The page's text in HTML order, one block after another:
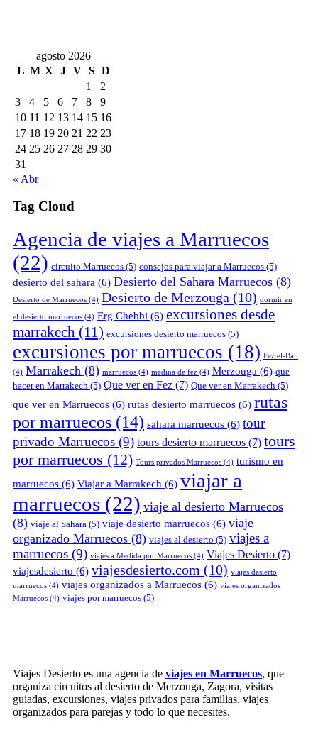
agosto 2026
L M X J V S D
1
2
3
4 5 6 7 8
9
10 11 12 13 14 15 16
17 18 19 20 21 22 23
24 25 26 27 28 29 30
31
« Abr
Tag Cloud
Agencia de viajes a Marruecos
(22) circuito Marruecos (5) consejos para viajar a Marruecos (5)
desierto del sahara (6) Desierto del Sahara Marruecos (8)
Desierto de Marruecos (4) Desierto de Merzouga (10) dormir en
el desierto marruecos (4) Erg Chebbi (6) excursiones desde
marrakech (11) excursiones desierto marruecos (5)
excursiones por marruecos (18) Fez el-Bali
(4) Marrakech (8) marruecos (4) medina de fez (4) Merzouga (6) que
hacer en Marrakech (5) Que ver en Fez (7) Que ver en Marrakech (5)
que ver en Marruecos (6) rutas desierto marruecos (6) rutas
por marruecos (14) sahara marruecos (6) tour
privado Marruecos (9) tours desierto marruecos (7) tours
por marruecos (12) Tours privados Marruecos (4) turismo en
marruecos (6) Viajar a Marrakech (6) viajar a
marruecos (22) viaje al desierto Marruecos
(8) viaje al Sahara (5) viaje desierto marruecos (6) viaje
organizado Marruecos (8) viajes al desierto (5) viajes a
marruecos (9) viajes a Medida por Marruecos (4) Viajes Desierto (7)
viajesdesierto (6) viajesdesierto.com (10) viajes desierto
marruecos (4) viajes organizados a Marruecos (6) viajes organizados
Marruecos (4) viajes por marruecos (5)
Viajes Desierto es una agencia de viajes en Marruecos, que
organiza circuitos al desierto de Merzouga, Zagora, visitas
guiadas, excursiones, viajes privados para familias, viajes
organizados para parejas y todo lo que necesites.